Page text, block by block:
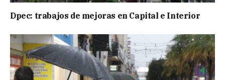
Dpec: trabajos de mejoras en Capital e Interior